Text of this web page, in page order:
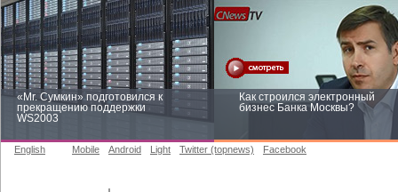
«Mr. Сумкин» подготовился к
прекращению поддержки
WS2003
Как строился электронный
бизнес Банка Москвы?
English Mobile Android Light Twitter (topnews) Facebook